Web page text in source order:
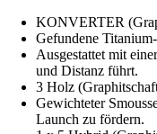
KONVERTER
Gefundene
Ausgestattet mit
und Distanz führt.
3 Holz
Gewichteter
Launch zu fördern.